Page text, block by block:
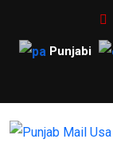
Punjabi